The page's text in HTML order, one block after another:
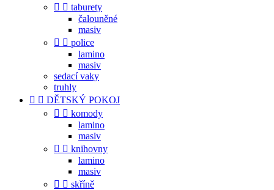
  taburety
čalouněné
masiv
  police
lamino
masiv
sedací vaky
truhly
  DĚTSKÝ POKOJ
  komody
lamino
masiv
  knihovny
lamino
masiv
  skříně